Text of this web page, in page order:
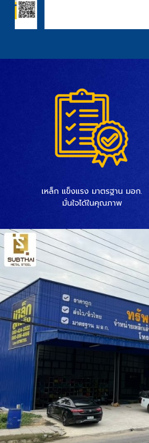
เหล็ก แข็งแรง มาตรฐาน มอก.
มั่นใจได้ในคุณภาพ